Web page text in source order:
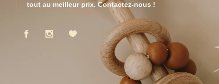
tout au meilleur prix. Contactez-nous !